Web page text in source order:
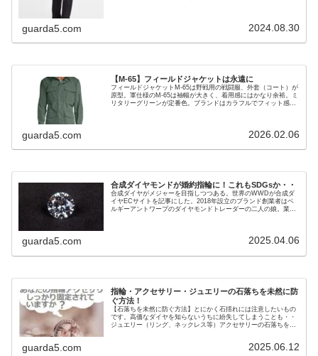
guarda5.com 2024.08.30
【M-65】フィールドジャケットは永遠に
フィールドジャケットM-65は野戦用の戦闘服、外套（コート）が
原型。軍仕様のM-65は袖幅が大きく、着用感にはかなり余裕。ミ
リタリーグリーンが定番色。ブランドはカラフルでフィット感あ
guarda5.com 2026.02.06
合成ダイヤモンドが婚約指輪に！これもSDGsか・・
合成ダイヤがメジャーを目指しつつある。世界のWWDが合成ダ
イヤECサイトを記事にした。2018年設立のブランド創業者はベ
ルギーアントワープのダイヤモンドトレーダーの二人の娘。業界
guarda5.com 2025.04.06
指輪・アクセサリー・ジュエリーの石落ちを未然に防
ぐ方法！
【石落ちを未然に防ぐ方法】とにかく石揺れには注意したいもの
です。高価なダイヤを知らないうちに紛失してしまうことも・・
ジュエリー（リング、ネックレス等）アクセサリーの石落ちを未
guarda5.com 2025.06.12